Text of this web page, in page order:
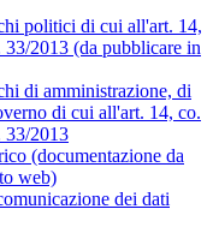
politici di cui all'art. 14,
2013 (da pubblicare in
di amministrazione, di
di cui all'art. 14, co.
33/2013
(documentazione da
web)
dei dati